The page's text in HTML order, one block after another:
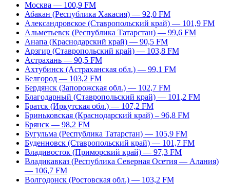
Москва — 100,9 FM
Абакан (Республика Хакасия) — 92,0 FM
Александровское (Ставропольский край) — 101,9 FM
Альметьевск (Республика Татарстан) — 99,6 FM
Анапа (Краснодарский край) — 90,5 FM
Арзгир (Ставропольский край) — 103,8 FM
Астрахань — 90,5 FM
Ахтубинск (Астраханская обл.) — 99,1 FM
Белгород — 103,2 FM
Бердянск (Запорожская обл.) — 102,7 FM
Благодарный (Ставропольский край) — 101,2 FM
Братск (Иркутская обл.) — 107,2 FM
Бриньковская (Краснодарский край) – 96,8 FM
Брянск — 98,2 FM
Бугульма (Республика Татарстан) — 105,9 FM
Буденновск (Ставропольский край) — 101,7 FM
Владивосток (Приморский край) — 97,3 FM
Владикавказ (Республика Северная Осетия — Алания)
— 106,7 FM
Волгодонск (Ростовская обл.) — 103,2 FM